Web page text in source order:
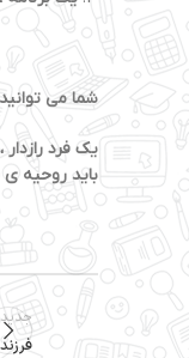
شما می توانید
یک فرد
باید روحیه ی